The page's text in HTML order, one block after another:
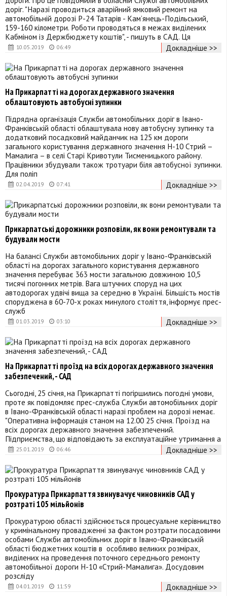
10.05.2019 06:49
доріг. "Наразі проводиться аварійний ямковий ремонт на
автомобільній дорозі Р-24 Татарів - Кам’янець-Подільський,
159-160 кілометри. Роботи проводяться в межах виділених
Кабміном із Держбюджету коштів", - пишуть в САД. Ця
Докладніше >>
02.04.2019 07:41
На Прикарпатті на дорогах державного значення
облаштовують автобусні зупинки
Підрядна організація Служби автомобільних доріг в Івано-
Франківській області облаштувала нову автобусну зупинку та
додатковий посадковий майданчик на 125 км дороги
загального користування державного значення Н-10 Стрий –
Мамалига – в селі Старі Кривотули Тисменицького району.
Працівники збудували також тротуари біля автобусної зупинки.
Для поліп
Докладніше >>
01.03.2019 03:10
Прикарпатські дорожники розповіли, як вони ремонтували та
будували мости
На балансі Служби автомобільних доріг у Івано-Франківській
області на дорогах загального користування державного
значення перебуває 363 мости загальною довжиною 10,5
тисячі погонних метрів. Вага штучних споруд на цих
автодорогах удвічі вища за середню в Україні. Більшість мостів
споруджена в 60-70-х роках минулого століття, інформує прес-
служб
Докладніше >>
25.01.2019 06:46
На Прикарпатті проїзд на всіх дорогах державного значення
забезпечений, - САД
Сьогодні, 25 січня, на Прикарпатті погіршились погодні умови,
проте як повідомляє прес-служба Служби автомобільних доріг
в Івано-Франківській області наразі проблем на дорозі немає.
"Оперативна інформація станом на 12.00 25 січня. Проїзд на
всіх дорогах державного значення забезпечений.
Підприємства, що відповідають за експлуатаційне утримання а
Докладніше >>
04.01.2019 11:59
Прокуратура Прикарпаття звинувачує чиновників САД у
розтраті 105 мільйонів
Прокуратурою області здійснюється процесуальне керівництво
у кримінальному провадженні за фактом розтрати посадовими
особами Служби автомобільних доріг в Івано-Франківській
області бюджетних коштів в особливо великих розмірах,
виділених на проведення поточного середнього ремонту
автомобільної дороги Н-10 «Стрий-Мамалига». Досудовим
розсліду
Докладніше >>